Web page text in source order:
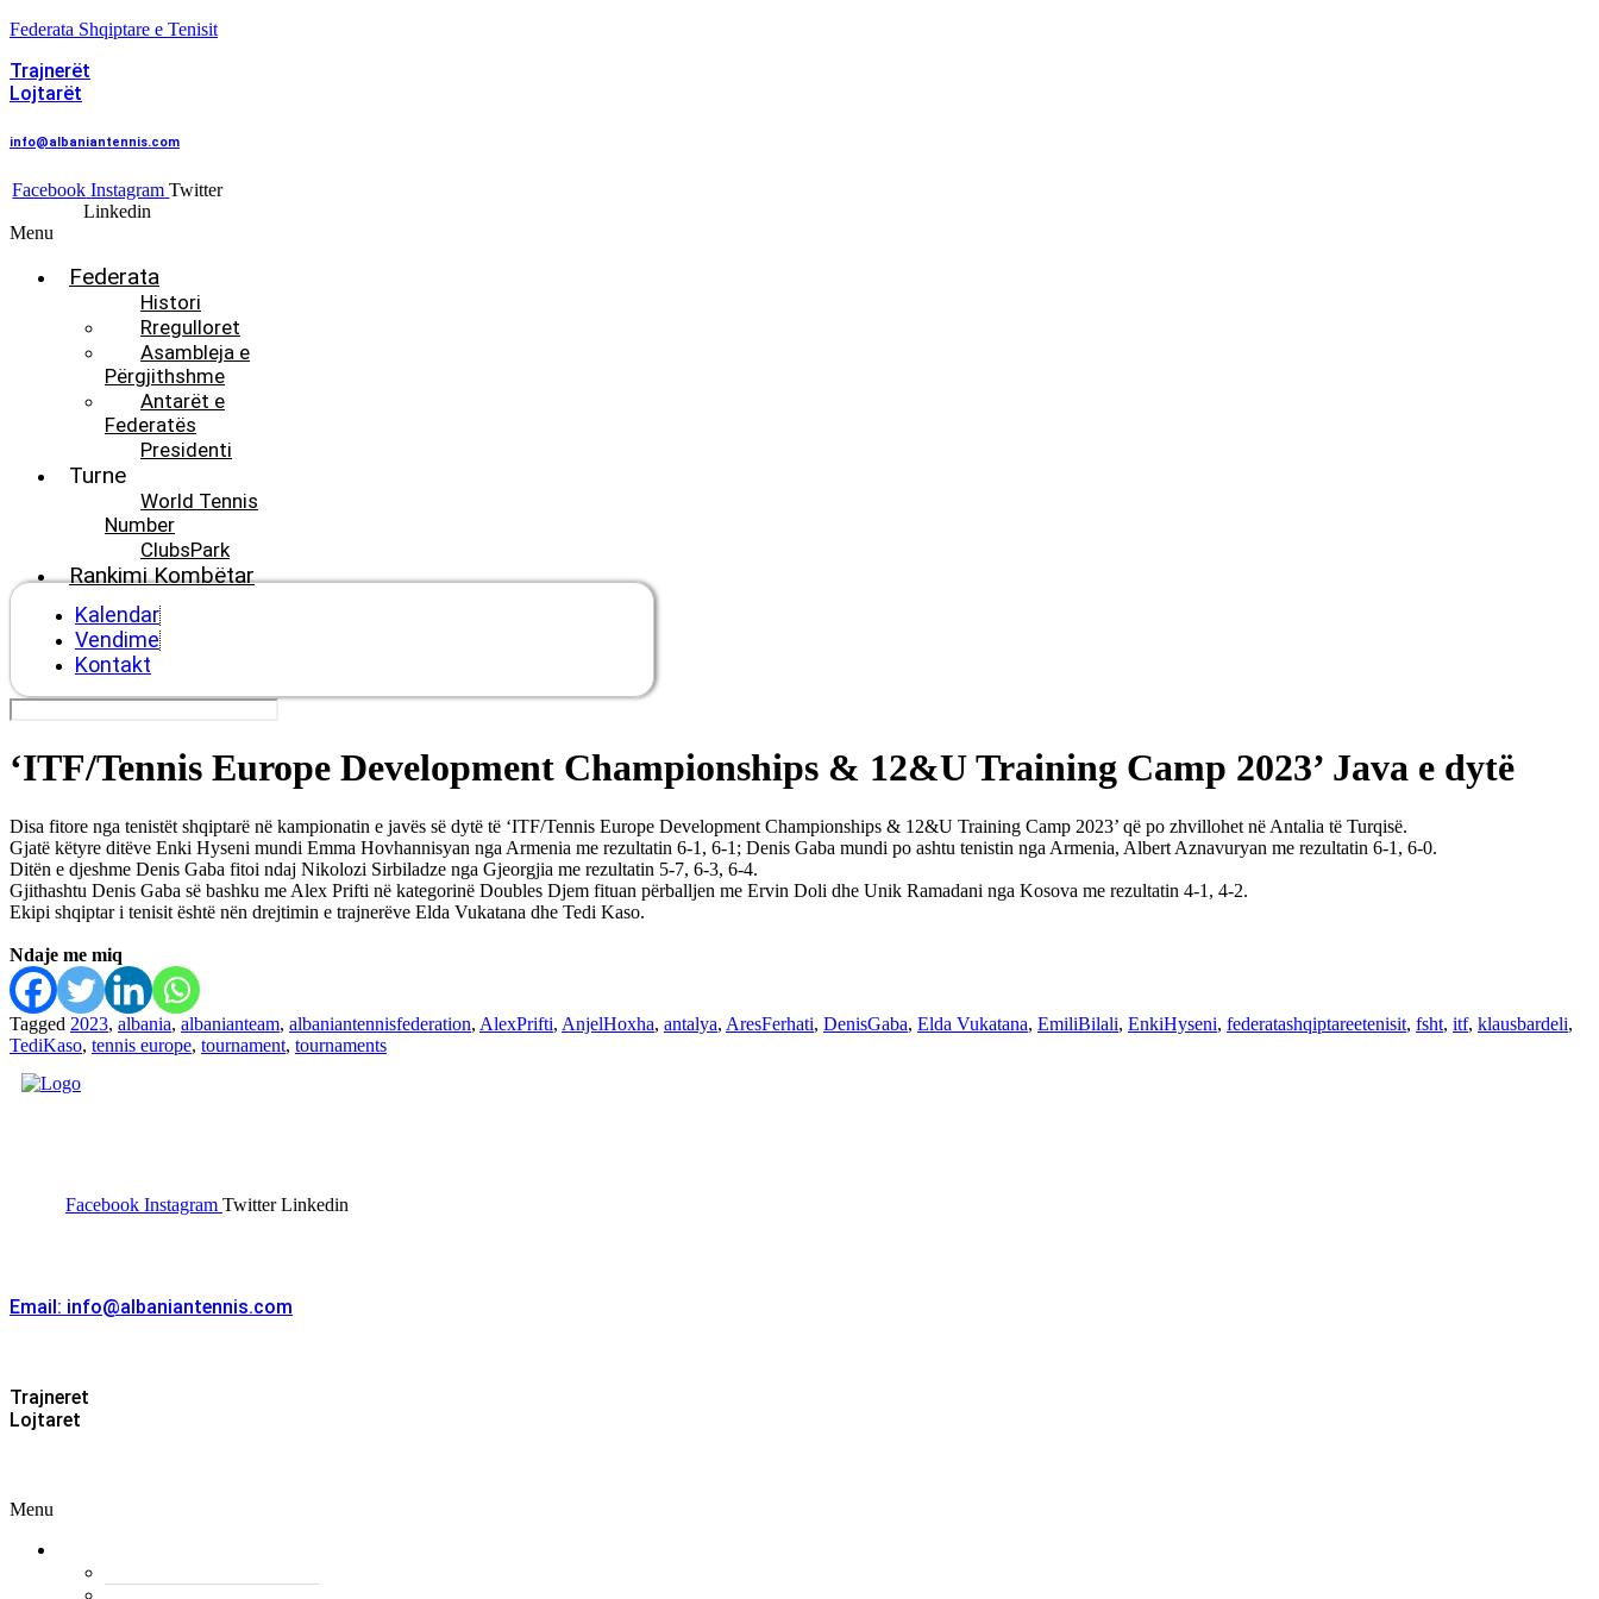
Federata Shqiptare e Tenisit
Trajnerët
Lojtarët
info@albaniantennis.com
Facebook Instagram Twitter
Linkedin
Menu
Federata
Histori
Rregulloret
Asambleja e
Përgjithshme
Antarët e
Federatës
Presidenti
Turne
World Tennis
Number
ClubsPark
Rankimi Kombëtar
Kalendar
Vendime
Kontakt
‘ITF/Tennis Europe Development Championships & 12&U Training Camp 2023’ Java e dytë
Disa fitore nga tenistët shqiptarë në kampionatin e javës së dytë të ‘ITF/Tennis Europe Development Championships & 12&U Training Camp 2023’ që po zhvillohet në Antalia të Turqisë.
Gjatë këtyre ditëve Enki Hyseni mundi Emma Hovhannisyan nga Armenia me rezultatin 6-1, 6-1; Denis Gaba mundi po ashtu tenistin nga Armenia, Albert Aznavuryan me rezultatin 6-1, 6-0.
Ditën e djeshme Denis Gaba fitoi ndaj Nikolozi Sirbiladze nga Gjeorgjia me rezultatin 5-7, 6-3, 6-4.
Gjithashtu Denis Gaba së bashku me Alex Prifti në kategorinë Doubles Djem fituan përballjen me Ervin Doli dhe Unik Ramadani nga Kosova me rezultatin 4-1, 4-2.
Ekipi shqiptar i tenisit është nën drejtimin e trajnerëve Elda Vukatana dhe Tedi Kaso.
Ndaje me miq
Tagged 2023, albania, albanianteam, albaniantennisfederation, AlexPrifti, AnjelHoxha, antalya, AresFerhati, DenisGaba, Elda Vukatana, EmiliBilali, EnkiHyseni, federatashqiptareetenisit, fsht, itf, klausbardeli,
TediKaso, tennis europe, tournament, tournaments
Facebook Instagram Twitter Linkedin
Email: info@albaniantennis.com
Trajneret
Lojtaret
Menu